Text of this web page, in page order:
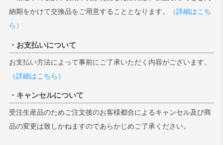
納期をかけて交換品をご用意することとなります。
（詳細はこち
ら）
・お支払いについて
お支払い方法によって事前にご了承いただく内容がございます。
（詳細はこちら）
・キャンセルについて
受注生産品のためご注文後のお客様都合によるキャンセル及び商
品の変更は致しかねますのであらかじめご了承ください。